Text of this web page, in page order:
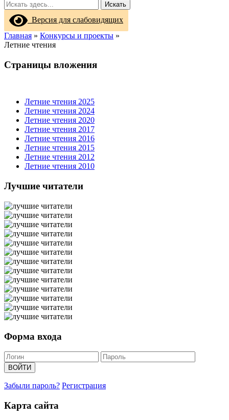
Искать
Версия для слабовидящих
Главная » Конкурсы и проекты »
Летние чтения
Страницы вложения
Летние чтения 2025
Летние чтения 2024
Летние чтения 2020
Летние чтения 2017
Летние чтения 2016
Летние чтения 2015
Летние чтения 2012
Летние чтения 2010
Лучшие читатели
Форма входа
Забыли пароль? Регистрация
Карта сайта